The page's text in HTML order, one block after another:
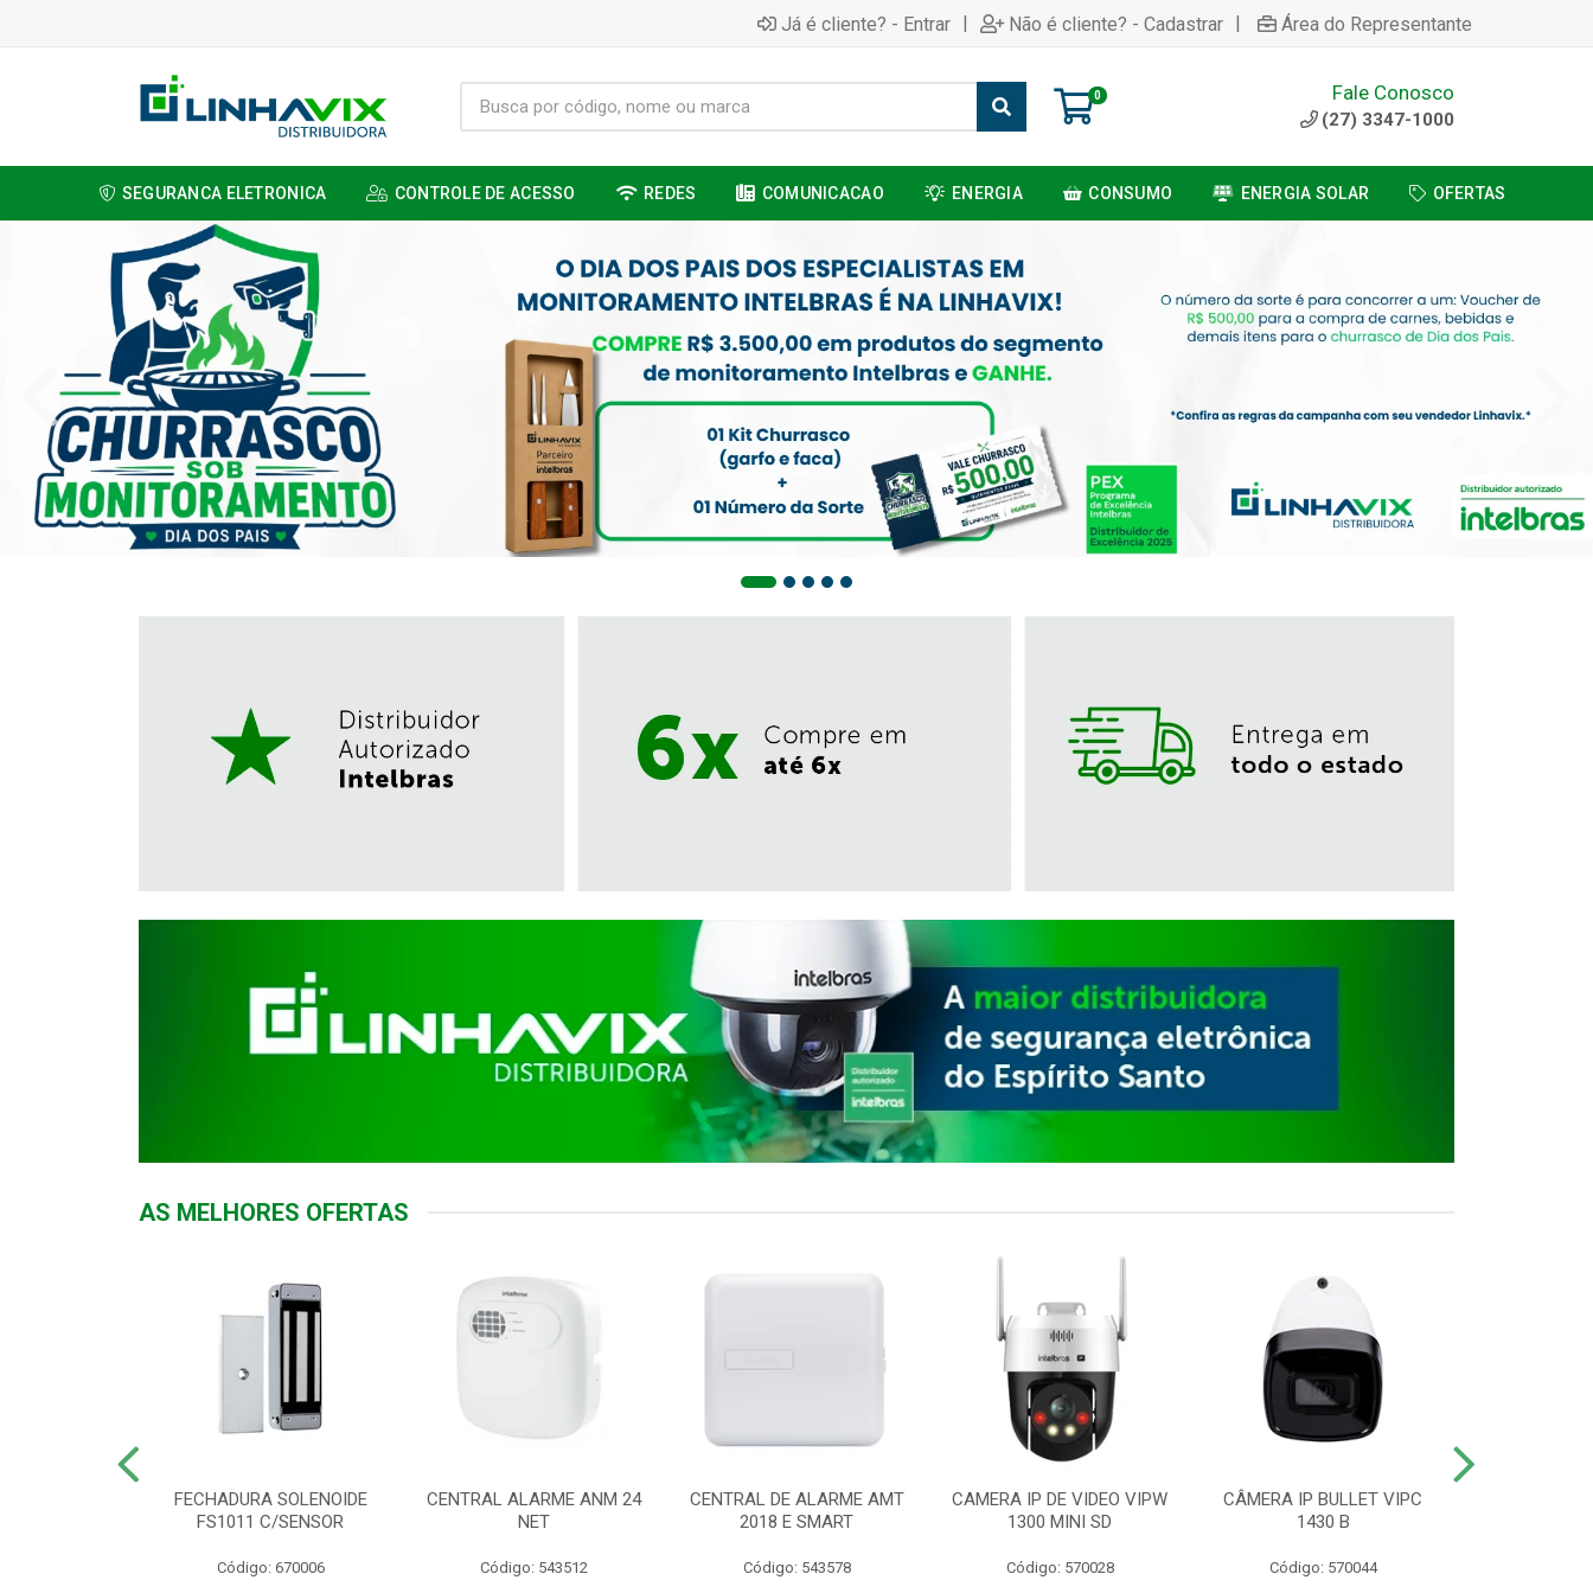
Já é cliente? - Entrar | Não é cliente? - Cadastrar | Área do Representante
0 Fale Conosco
(27) 3347-1000
SEGURANCA ELETRONICA CONTROLE DE ACESSO REDES COMUNICACAO ENERGIA CONSUMO ENERGIA SOLAR OFERTAS
AS MELHORES OFERTAS
FECHADURA SOLENOIDE
FS1011 C/SENSOR
Código: 670006
CENTRAL ALARME ANM 24
NET
Código: 543512
CENTRAL DE ALARME AMT
2018 E SMART
Código: 543578
CAMERA IP DE VIDEO VIPW
1300 MINI SD
Código: 570028
CÂMERA IP BULLET VIPC
1430 B
Código: 570044